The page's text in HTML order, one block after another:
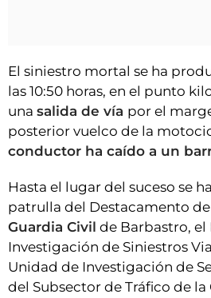
El siniestro mortal se ha
las 10:50 horas, en el punto
una salida de vía por el
posterior vuelco de la
conductor ha caído a un
Hasta el lugar del suceso se
patrulla del Destacamento de
Guardia Civil de Barbastro,
Investigación de Siniestros
Unidad de Investigación de
del Subsector de Tráfico de